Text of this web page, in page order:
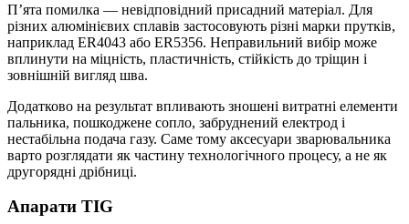
П’ята помилка — невідповідний присадний матеріал. Для
різних алюмінієвих сплавів застосовують різні марки прутків,
наприклад ER4043 або ER5356. Неправильний вибір може
вплинути на міцність, пластичність, стійкість до тріщин і
зовнішній вигляд шва.
Додатково на результат впливають зношені витратні елементи
пальника, пошкоджене сопло, забруднений електрод і
нестабільна подача газу. Саме тому аксесуари зварювальника
варто розглядати як частину технологічного процесу, а не як
другорядні дрібниці.
Апарати TIG